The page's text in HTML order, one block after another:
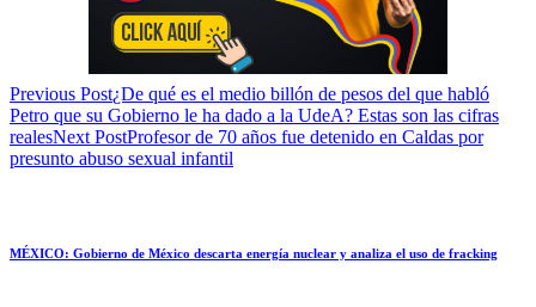
Previous Post¿De qué es el medio billón de pesos del que habló
Petro que su Gobierno le ha dado a la UdeA? Estas son las cifras
realesNext PostProfesor de 70 años fue detenido en Caldas por
presunto abuso sexual infantil
MÉXICO: Gobierno de México descarta energía nuclear y analiza el uso de fracking